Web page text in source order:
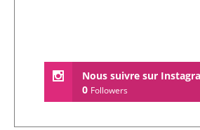
Nous suivre sur
0 Followers